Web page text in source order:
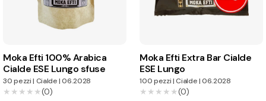
Moka Efti 100% Arabica
Cialde ESE Lungo sfuse
30 pezzi| Cialde|06.2028
★★★★★
★★★★★(0)
Moka Efti Extra Bar Cialde
ESE Lungo
100 pezzi|Cialde|06.2028
★★★★★
★★★★★(0)